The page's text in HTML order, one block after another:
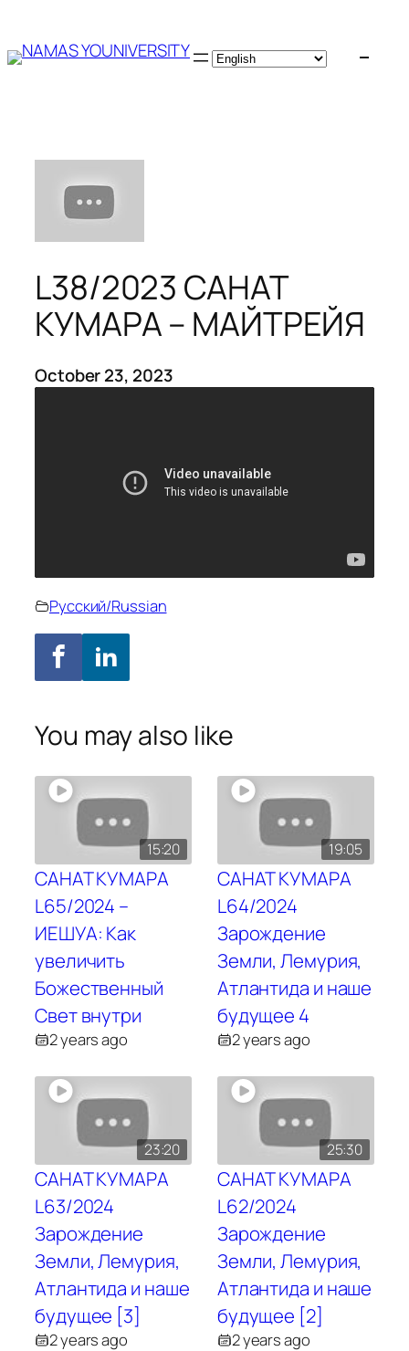
Skip
L38/2023 САНАТ
КУМАРА – МАЙТРЕЙЯ
October 23, 2023
Русский/Russian
You may also like
15:20
САНАТ КУМАРА
L65/2024 –
ИЕШУА: Как
увеличить
Божественный
Свет внутри
2 years ago
19:05
САНАТ КУМАРА
L64/2024
Зарождение
Земли, Лемурия,
Атлантида и наше
будущее 4
2 years ago
23:20
САНАТ КУМАРА
L63/2024
Зарождение
Земли, Лемурия,
Атлантида и наше
будущее [3]
2 years ago
25:30
САНАТ КУМАРА
L62/2024
Зарождение
Земли, Лемурия,
Атлантида и наше
будущее [2]
2 years ago